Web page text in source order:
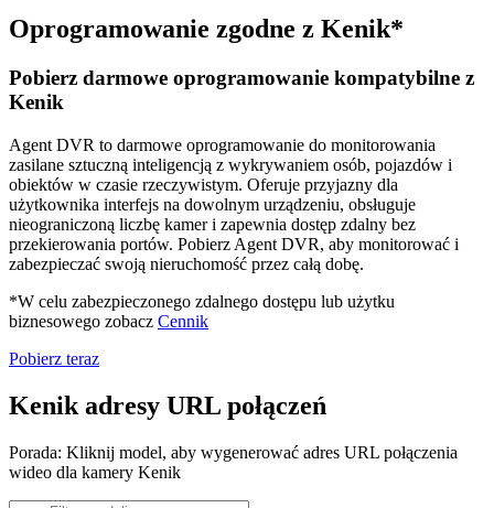
Oprogramowanie zgodne z Kenik*
Pobierz darmowe oprogramowanie kompatybilne z
Kenik
Agent DVR to darmowe oprogramowanie do monitorowania
zasilane sztuczną inteligencją z wykrywaniem osób, pojazdów i
obiektów w czasie rzeczywistym. Oferuje przyjazny dla
użytkownika interfejs na dowolnym urządzeniu, obsługuje
nieograniczoną liczbę kamer i zapewnia dostęp zdalny bez
przekierowania portów. Pobierz Agent DVR, aby monitorować i
zabezpieczać swoją nieruchomość przez całą dobę.
*W celu zabezpieczonego zdalnego dostępu lub użytku
biznesowego zobacz Cennik
Pobierz teraz
Kenik adresy URL połączeń
Porada: Kliknij model, aby wygenerować adres URL połączenia
wideo dla kamery Kenik